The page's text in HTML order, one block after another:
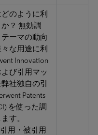
のように利
？ 無効調
ーマの動向
な用途に利
Innovation
び引用マッ
社独自の引
Patents
を使った調
す。
用・被引用